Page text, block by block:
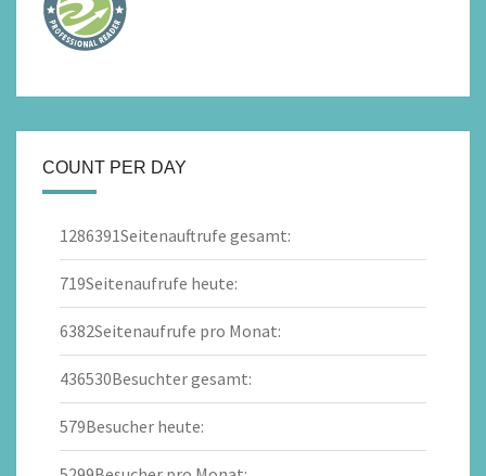
COUNT PER DAY
1286391Seitenauftrufe gesamt:
719Seitenaufrufe heute:
6382Seitenaufrufe pro Monat:
436530Besuchter gesamt:
579Besucher heute: